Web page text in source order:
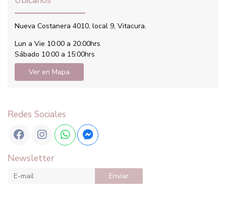
Nueva Costanera 4010, local 9, Vitacura.
Lun a Vie 10:00 a 20:00hrs
Sábado 10:00 a 15:00hrs
Ver en Mapa
Redes Sociales
Newsletter
Enviar